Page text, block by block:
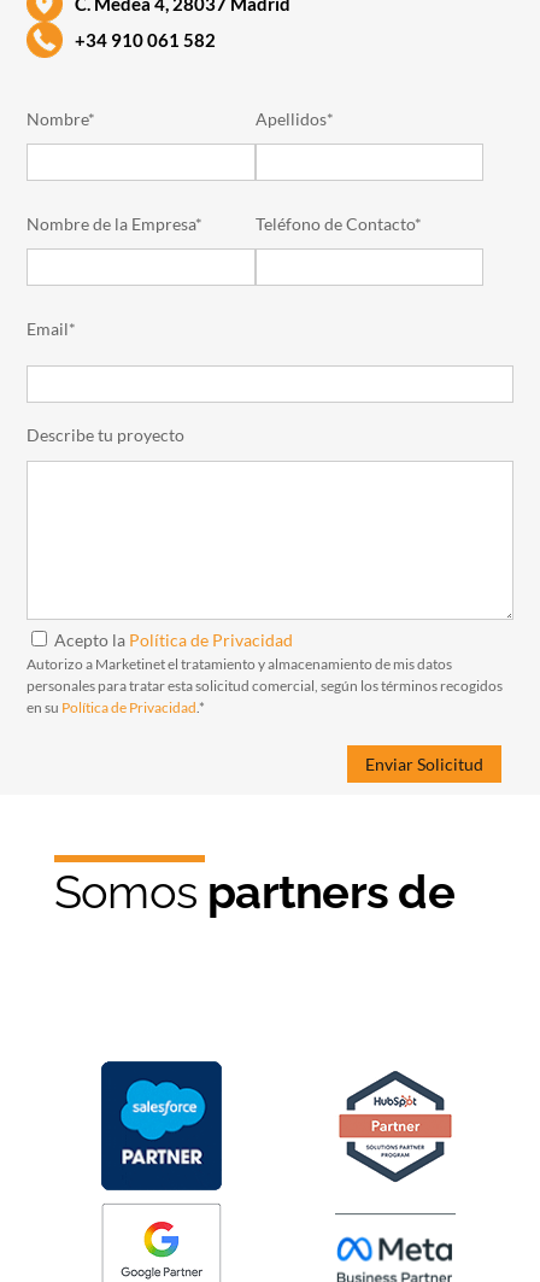
+34 910 061 582
Nombre* Apellidos*
Nombre de la Empresa* Teléfono de Contacto*
Email*
Describe tu proyecto
Acepto la Política de Privacidad
Autorizo a Marketinet el tratamiento y almacenamiento de mis datos
personales para tratar esta solicitud comercial, según los términos recogidos
en su Política de Privacidad.*
Somos partners de